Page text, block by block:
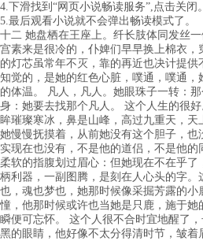
4.下滑找到“网页小说畅读服务”,点击关闭。
5.最后观看小说就不会弹出畅读模式了。
十二 她盘栖在王座上。纤长肢体同发丝
宫素来是很冷的，仆婢们早早换上棉衣
的灯芯虽常年不灭，靠的再近也决计提
知觉的，是她的红色心脏，噗通，噗通，
的体温。 凡人，凡人。她眼珠子一转：
身：她要去找那个凡人。 这个人生的很
眸璀璨寒冰，鼻是山峰，高过九重天，天
她慢慢抚摸着，从前她没有这个胆子，
实现在也没有，不是他的道侣，不是他
柔软的指腹划过眉心：但她现在不在乎
柄利器，一副图腾，是刻在人心头的字
也，魂也梦也，她那时候像采掘芳露的
憧，他那时候或许也当她是只鹿，施于
瞬便可忘怀。 这个人很不合时宜地醒了
黑的眼睛，他好像不太分得清时节，皱